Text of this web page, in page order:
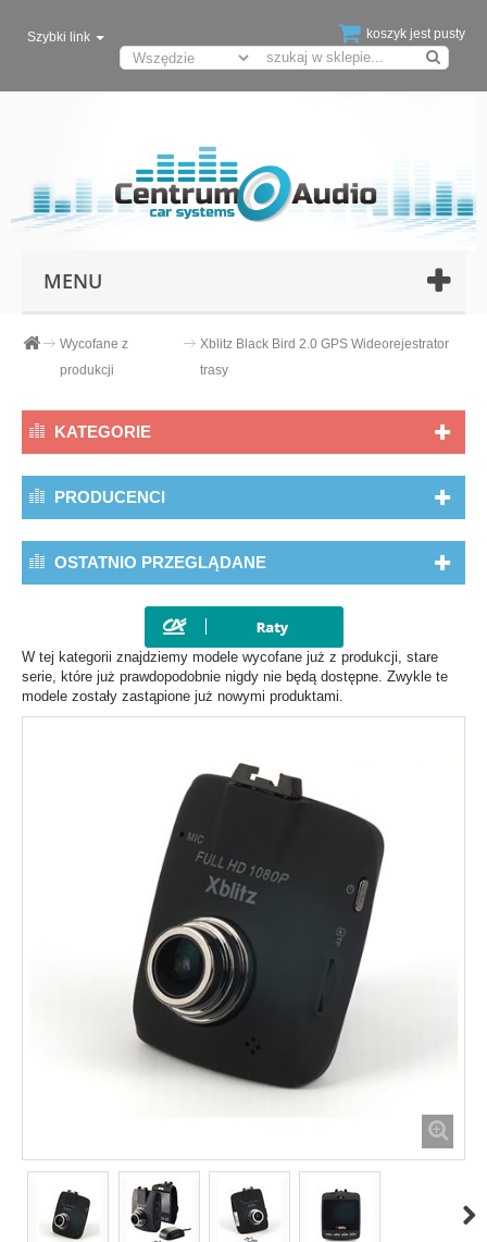
koszyk jest pusty
Szybki link
MENU
Wycofane z
produkcji
Xblitz Black Bird 2.0 GPS Wideorejestrator
trasy
KATEGORIE
PRODUCENCI
OSTATNIO PRZEGLĄDANE
W tej kategorii znajdziemy modele wycofane już z produkcji, stare
serie, które już prawdopodobnie nigdy nie będą dostępne. Zwykle te
modele zostały zastąpione już nowymi produktami.